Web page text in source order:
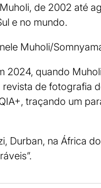
de 2002 até
e no mundo.
Muholi/
2024, quando
de fotografia
traçando um
Durban, na África